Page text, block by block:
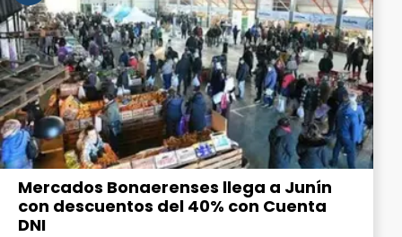
Mercados Bonaerenses llega a Junín
con descuentos del 40% con Cuenta
DNI